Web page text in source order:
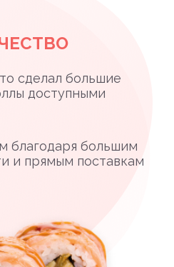
сделал большие
доступными
благодаря большим
и прямым поставкам